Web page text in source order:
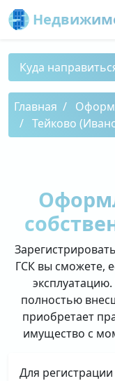
Куда
Главная
Тейково
ГСК вы сможете,
полностью
приобретает
имущество с
Для